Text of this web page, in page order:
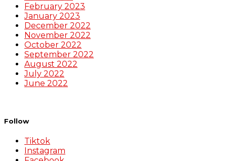
February 2023
January 2023
December 2022
November 2022
October 2022
September 2022
August 2022
July 2022
June 2022
Follow
Tiktok
Instagram